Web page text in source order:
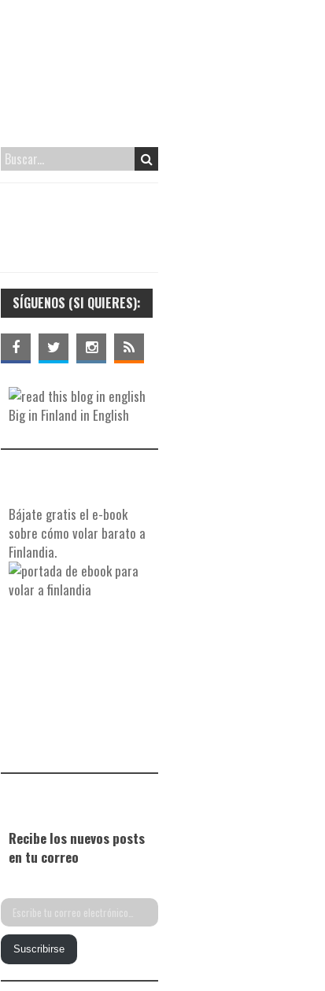
SÍGUENOS (SI QUIERES):
Big in Finland in English
Bájate gratis el e-book
sobre cómo volar barato a
Finlandia.
Recibe los nuevos posts
en tu correo
Escribe
tu
correo
electrónico…
Suscribirse